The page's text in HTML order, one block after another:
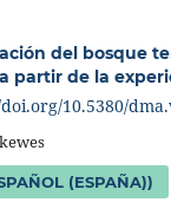
del bosque
partir de la
10.5380/
(ESPAÑA))